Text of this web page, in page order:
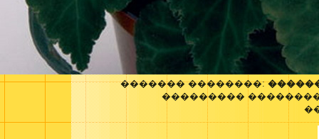
������� ��������:
���������